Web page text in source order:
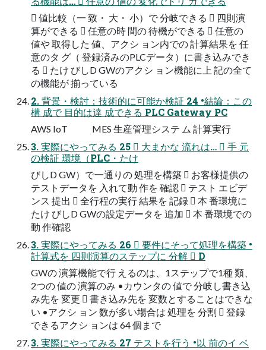
 値比較（一 致・ 大・ 小）で 分岐できる  四則演
算ができる  任意の時 間の 待機ができる  任意の
値や 取得した 値、アクシ ョン内での 計算結果を 任
意のタ グ（ 登録済みのPLCデータ）に書き込みでき
る  たけ びしD GWのアクシ ョン機能に上 記の全て
の機能が 揃っている
2. 背景・検討：技術的に可能か検証 24 •結論：この
構 成で 目的は達 成できる PLC Gateway PC
AWS IoT MES 生産管理システ ム 計算実行
3. 実際にやってみる 25  大まかな 流れは…  手 元
の検証 環境（PLC・たけ
びしD GW）で一通りの 処理を構築  お客様提供の
テストデータを 入れて動 作を 確認  テスト エビデ
ンス 提出  全行程の実行 結果を 記録  本 番環境に
たけ びしD GWの設定データを 追加  本 番環境での
動 作確認
3. 実際にやってみる 26  要件にそって処理を構築 •
計算式を 四則演算のステップに 分解  D
GWの 演算機能で行 えるのは、1ステップで1種 類、
2つの 値の 演算のみ •カウンタの 値で 分岐し書き込
み先を 変更  書き込み先を 変数とすることはできな
い •アクシ ョン 数が多い場合は 処理を 分割  登録
できるアクシ ョンは 64 個まで
3. 実際にやってみる 27 テストを行う •以 前のイ ベ